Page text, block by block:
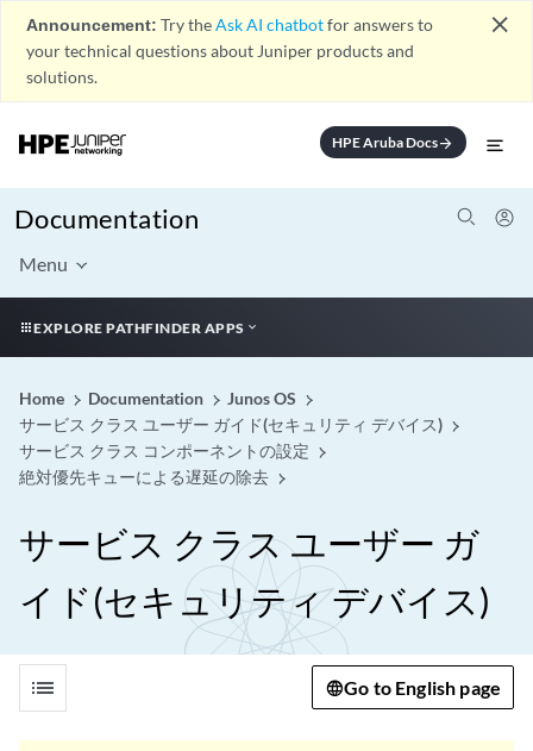
Announcement: Try theAsk AI chatbotfor answers to
your technical questions about Juniper products and
solutions.
close
HPE Aruba Docsarrow_forward
Documentation
Menu
EXPLORE PATHFINDER APPS
Home Documentation
Junos OS
サービス クラス ユーザー ガイド(セキュリティ デバイス)
サービス クラス コンポーネントの設定
絶対優先キューによる遅延の除去
サービス クラス ユーザー ガ
イド(セキュリティ デバイス)
list Go to English page